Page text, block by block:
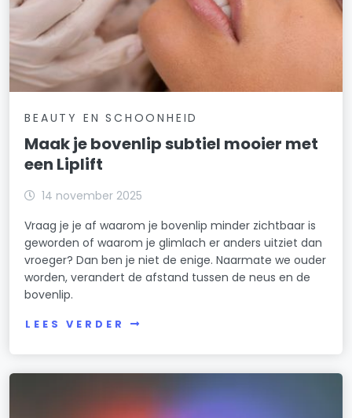
BEAUTY EN SCHOONHEID
Maak je bovenlip subtiel mooier met
een Liplift
14 november 2025
Vraag je je af waarom je bovenlip minder zichtbaar is
geworden of waarom je glimlach er anders uitziet dan
vroeger? Dan ben je niet de enige. Naarmate we ouder
worden, verandert de afstand tussen de neus en de
bovenlip.
LEES VERDER